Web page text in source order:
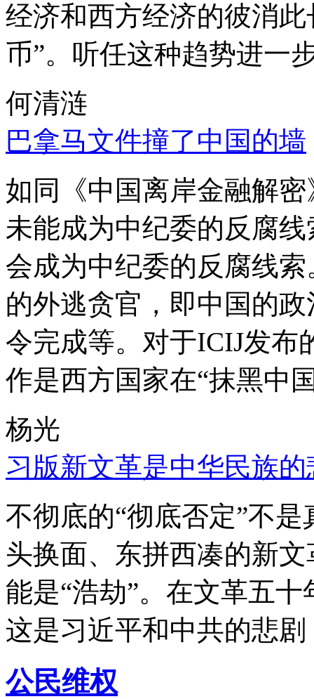
经济和西方经济的彼消
币”。听任这种趋势进一
何清涟
巴拿马文件撞了中国的墙
如同《中国离岸金融解
未能成为中纪委的反腐
会成为中纪委的反腐线
的外逃贪官，即中国的
令完成等。对于ICIJ发布
作是西方国家在“抹黑中
杨光
习版新文革是中华民族的
不彻底的“彻底否定”不
头换面、东拼西凑的新
能是“浩劫”。在文革五
这是习近平和中共的悲
公民维权